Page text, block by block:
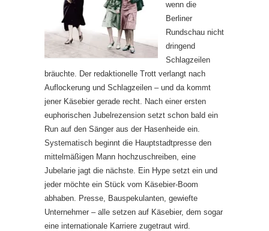
wenn die
Berliner
Rundschau nicht
dringend
Schlagzeilen
bräuchte. Der redaktionelle Trott verlangt nach
Auflockerung und Schlagzeilen – und da kommt
jener Käsebier gerade recht. Nach einer ersten
euphorischen Jubelrezension setzt schon bald ein
Run auf den Sänger aus der Hasenheide ein.
Systematisch beginnt die Hauptstadtpresse den
mittelmäßigen Mann hochzuschreiben, eine
Jubelarie jagt die nächste. Ein Hype setzt ein und
jeder möchte ein Stück vom Käsebier-Boom
abhaben. Presse, Bauspekulanten, gewiefte
Unternehmer – alle setzen auf Käsebier, dem sogar
eine internationale Karriere zugetraut wird.